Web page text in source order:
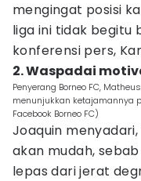
mengingat posisi
liga ini tidak begitu
konferensi pers,
2. Waspadai
Penyerang Borneo FC,
menunjukkan ketajamannya
Facebook Borneo FC)
Joaquin
akan mudah,
lepas dari jerat